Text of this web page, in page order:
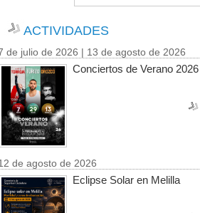
ACTIVIDADES
de julio de 2026 | 13 de agosto de 2026
Conciertos de Verano 2026
de agosto de 2026
Eclipse Solar en Melilla